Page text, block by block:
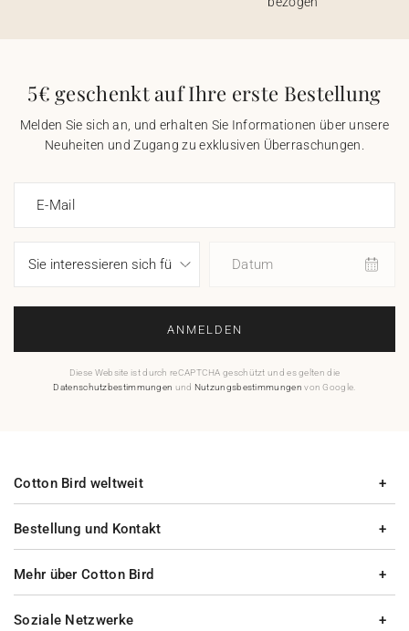
5€ geschenkt auf Ihre erste Bestellung
Melden Sie sich an, und erhalten Sie Informationen über unsere
Neuheiten und Zugang zu exklusiven Überraschungen.
E-Mail
Datum
ANMELDEN
Diese Website ist durch reCAPTCHA geschützt und es gelten die
Datenschutzbestimmungen und Nutzungsbestimmungen von Google.
Bestellung und Kontakt
Mehr über Cotton Bird
Cotton Bird weltweit
Soziale Netzwerke